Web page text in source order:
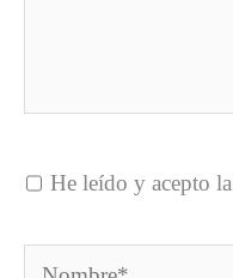
He leído y acepto la
Nombre*